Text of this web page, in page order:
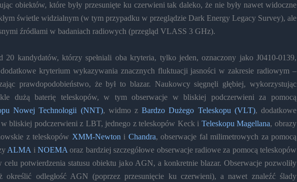
obiektów, które były przesunięte ku czerwieni tak daleko, że nie były nawet widoczne
świetle widzialnym (w tym przypadku w przeglądzie Dark Energy Legacy Survey), ale
źródłami w badaniach radiowych (przegląd VLASS 3 GHz).
20 kandydatów, którzy spełniali oba kryteria, tylko jeden, oznaczony jako J0410-0139,
dodatkowe kryterium wykazywania znacznych fluktuacji jasności w zakresie radiowym –
prawdopodobieństwo, że był to blazar. Naukowcy sięgnęli głębiej, wykorzystując
dużą baterię teleskopów, w tym obserwacje w bliskiej podczerwieni za pomocą
Nowej Technologii (NNT), widmo zBardzo Dużego Teleskopu (VLT), dodatkowe
bliskiej podczerwieni z LBT, jednego z teleskopów Keck i Teleskopu Magellana, obrazy
z teleskopów XMM-Newton i Chandra, obserwacje fal milimetrowych za pomocą
ALMA iNOEMA oraz bardziej szczegółowe obserwacje radiowe za pomocą teleskopów
celu potwierdzenia statusu obiektu jako AGN, a konkretnie blazar. Obserwacje pozwoliły
określić odległość AGN (poprzez przesunięcie ku czerwieni), a nawet znaleźć ślady